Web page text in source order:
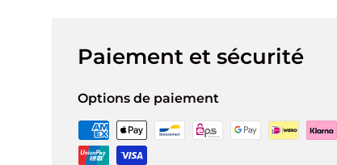
Paiement et sécurité
Options de paiement